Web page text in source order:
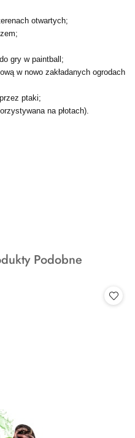
otwartych;
gry w paintball;
w nowo zakładanych ogrodach
ptaki;
na płotach).
Podobne